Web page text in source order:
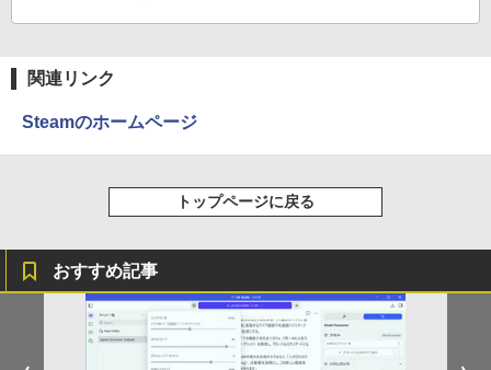
by Amazon 炭酸水 ラベルレス 500ml ×24本
] [ 水 ] [ ペットボトル ] [ 箱買い ] [ ストック
] [ 水分補給 ]
コミックスDIGITAL)
￥810
関連リンク
Steamのホームページ
トップページに戻る
おすすめ記事